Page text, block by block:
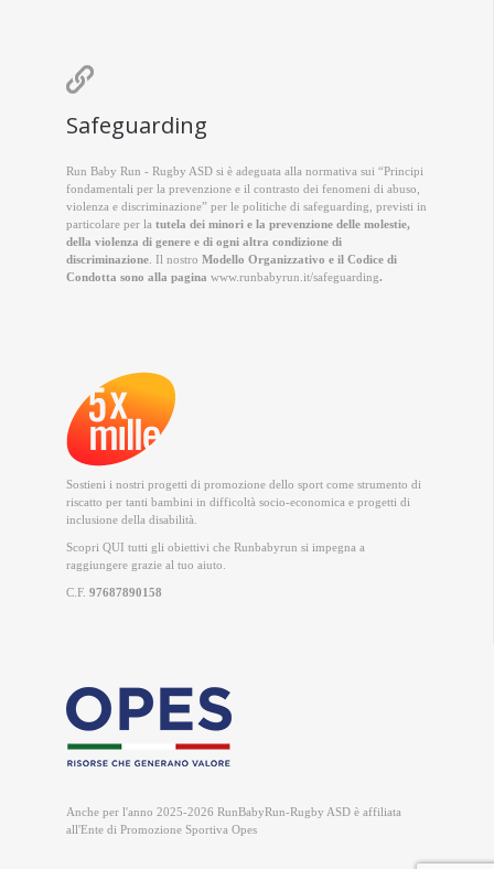

Safeguarding
Run Baby Run - Rugby ASD si è adeguata alla normativa sui “Principi
fondamentali per la prevenzione e il contrasto dei fenomeni di abuso,
violenza e discriminazione” per le politiche di safeguarding, previsti in
particolare per la tutela dei minori e la prevenzione delle molestie,
della violenza di genere e di ogni altra condizione di
discriminazione . Il nostro Modello Organizzativo e il Codice di
Condotta sono alla pagina www.runbabyrun.it/safeguarding.
Sostieni i nostri progetti di promozione dello sport come strumento di
riscatto per tanti bambini in difficoltà socio-economica e progetti di
inclusione della disabilità.
Scopri QUI tutti gli obiettivi che Runbabyrun si impegna a
raggiungere grazie al tuo aiuto.
C.F. 97687890158
Anche per l'anno 2025-2026 RunBabyRun-Rugby ASD è affiliata
all'Ente di Promozione Sportiva Opes